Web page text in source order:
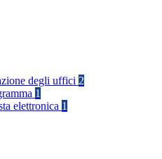
degli uffici 2
1
elettronica 1